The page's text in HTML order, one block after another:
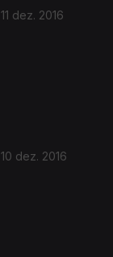
11 dez. 2016
10 dez. 2016